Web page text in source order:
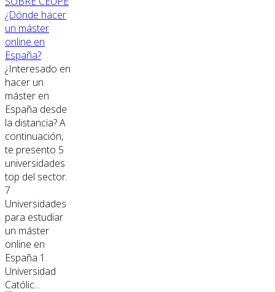
¿Dónde hacer
un máster
online en
España?
¿Interesado en
hacer un
máster en
España desde
la distancia? A
continuación,
te presento 5
universidades
top del sector.
7
Universidades
para estudiar
un máster
online en
España 1.
Universidad
Católic...